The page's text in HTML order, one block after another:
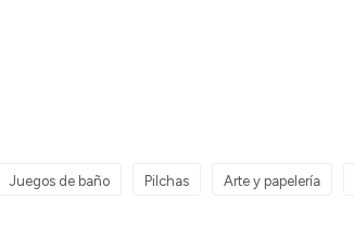
Juegos de baño Pilchas Arte y papelería